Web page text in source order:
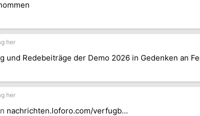
her
und Redebeiträge der Demo 2026 in Gedenken an
her
nachrichten.loforo.com/verfugb…